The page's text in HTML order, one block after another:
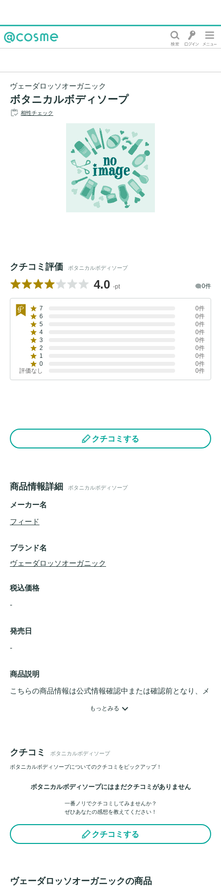
ヴェーダロッソオーガニック
ボタニカルボディソープ
相性チェック
クチコミ評価 ボタニカルボディソープ
4.0 -pt 0件
7
0件
6
0件
5
0件
4
0件
3
0件
2
0件
1
0件
0
0件
評価なし
0件
クチコミする
商品情報詳細 ボタニカルボディソープ
メーカー名
フィード
ブランド名
ヴェーダロッソオーガニック
税込価格
-
発売日
-
商品説明
こちらの商品情報は公式情報確認中または確認前となり、メ
もっとみる
クチコミ ボタニカルボディソープ
ボタニカルボディソープについてのクチコミをピックアップ！
ボタニカルボディソープにはまだクチコミがありません
一番ノリでクチコミしてみませんか？
ぜひあなたの感想を教えてください！
クチコミする
ヴェーダロッソオーガニックの商品